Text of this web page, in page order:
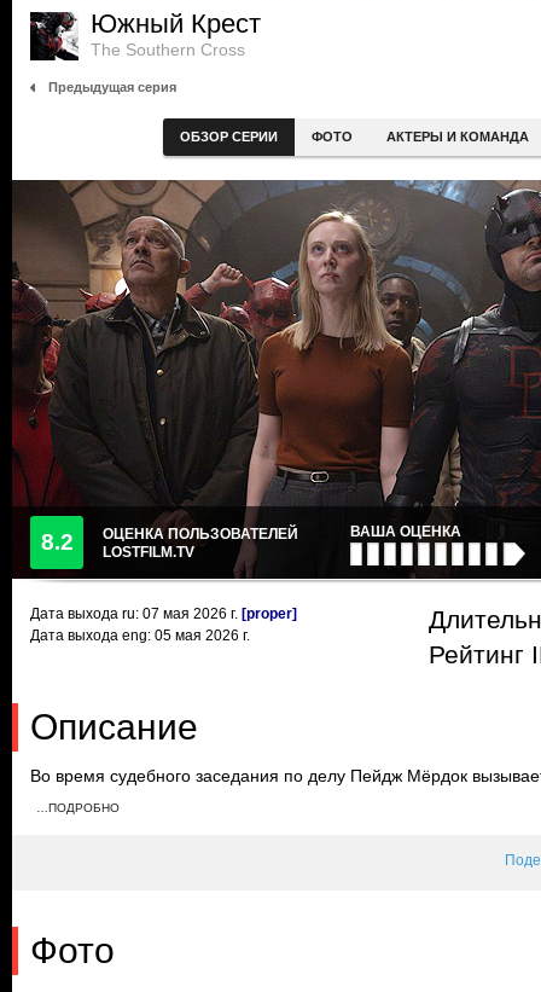
Южный Крест
The Southern Cross
Предыдущая серия
ОБЗОР СЕРИИ ФОТО АКТЕРЫ И КОМАНДА
8.2
ОЦЕНКА ПОЛЬЗОВАТЕЛЕЙ
LOSTFILM.TV
ВАША ОЦЕНКА
Дата выхода ru: 07 мая 2026 г. [proper]
Дата выхода eng: 05 мая 2026 г.
Рейтинг
Описание
Во время судебного заседания по делу Пейдж Мёрдок
раскрывает свою личность как Сорвиголовы, и вскоре в
…ПОДРОБНО
Фото